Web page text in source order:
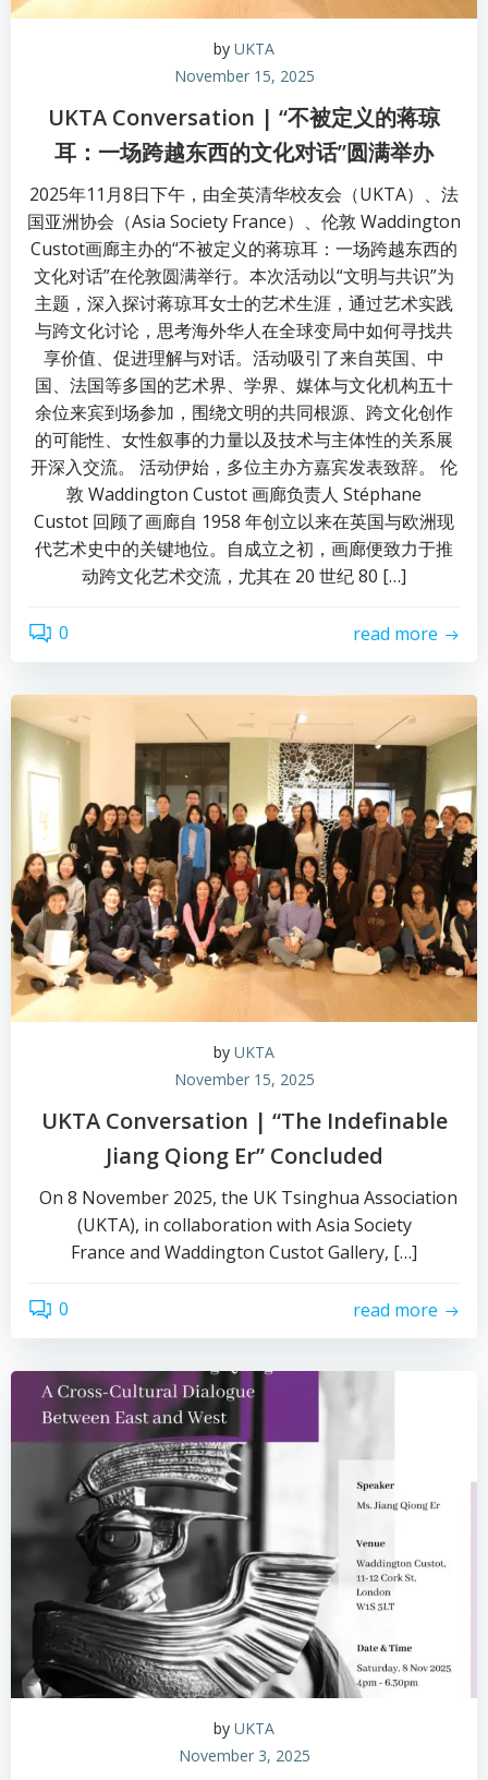
by UKTA
November 15, 2025
UKTA Conversation | “不被定义的蒋琼
耳：一场跨越东西的文化对话”圆满举办
2025年11月8日下午，由全英清华校友会（UKTA）、法
国亚洲协会（Asia Society France）、伦敦 Waddington
Custot画廊主办的“不被定义的蒋琼耳：一场跨越东西的
文化对话”在伦敦圆满举行。本次活动以“文明与共识”为
主题，深入探讨蒋琼耳女士的艺术生涯，通过艺术实践
与跨文化讨论，思考海外华人在全球变局中如何寻找共
享价值、促进理解与对话。活动吸引了来自英国、中
国、法国等多国的艺术界、学界、媒体与文化机构五十
余位来宾到场参加，围绕文明的共同根源、跨文化创作
的可能性、女性叙事的力量以及技术与主体性的关系展
开深入交流。 活动伊始，多位主办方嘉宾发表致辞。 伦
敦 Waddington Custot 画廊负责人 Stéphane
Custot 回顾了画廊自 1958 年创立以来在英国与欧洲现
代艺术史中的关键地位。自成立之初，画廊便致力于推
动跨文化艺术交流，尤其在 20 世纪 80 […]
0 read more
by UKTA
November 15, 2025
UKTA Conversation | “The Indefinable
Jiang Qiong Er” Concluded
On 8 November 2025, the UK Tsinghua Association
(UKTA), in collaboration with Asia Society
France and Waddington Custot Gallery, […]
0 read more
by UKTA
November 3, 2025